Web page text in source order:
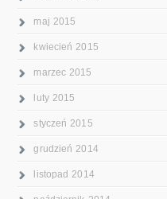
maj 2015
kwiecień 2015
marzec 2015
luty 2015
styczeń 2015
grudzień 2014
listopad 2014